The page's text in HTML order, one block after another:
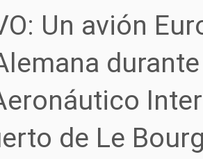
Un avión
de Le